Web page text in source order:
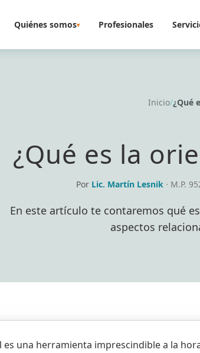
Quiénes somos▾ Profesionales
Inicio/¿Qué
¿Qué es la
Por Lic. Martín Lesnik · M.P.
En este artículo te contaremos qué
aspectos
es una herramienta imprescindible a la